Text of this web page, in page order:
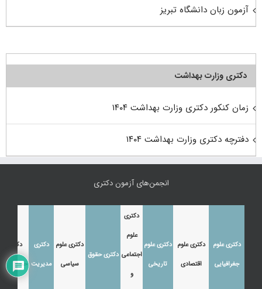
آزمون زبان دانشگاه تبریز
دکتری وزارت بهداشت
زمان کنکور دکتری وزارت بهداشت ۱۴۰۴
دفترچه دکتری وزارت بهداشت ۱۴۰۴
انجمن‌های آزمون دکتری
دکتری علوم
جغرافیایی
دکتری علوم
اقتصادی
دکتری علوم
تاریخی
دکتری
علوم
اجتماعی
و
دکتری حقوق
دکتری علوم
سیاسی
دکتری
مدیریت
دکتری
حسابداری